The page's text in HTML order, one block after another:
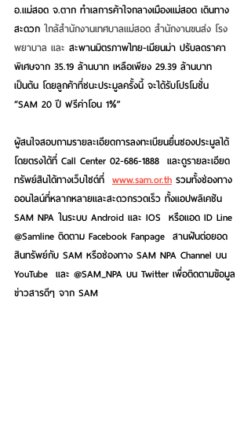
อ.แม่สอด จ.ตาก ทำเลการค้าใจกลางเมืองแม่สอด เดินทาง
สะดวก ใกล้สำนักงานเทศบาลแม่สอด สำนักงานขนส่ง โรง
พยาบาล และ สะพานมิตรภาพไทย-เมียนม่า ปรับลดราคา
พิเศษจาก 35.19 ล้านบาท เหลือเพียง 29.39 ล้านบาท
เป็นต้น โดยลูกค้าที่ชนะประมูลครั้งนี้ จะได้รับโปรโมชั่น
“SAM 20 ปี ฟรีค่าโอน 1%”
ผู้สนใจสอบถามรายละเอียดการลงทะเบียนยื่นซองประมูลได้
โดยตรงได้ที่ Call Center 02-686-1888  และดูรายละเอียด
ทรัพย์สินได้ทางเว็บไซต์ที่ www.sam.or.th รวมทั้งช่องทาง
ออนไลน์ที่หลากหลายและสะดวกรวดเร็ว ทั้งแอปพลิเคชัน
SAM NPA ในระบบ Android และ IOS  หรือแอด ID Line
@Samline ติดตาม Facebook Fanpage  สานฝันต่อยอด
สินทรัพย์กับ SAM หรือช่องทาง SAM NPA Channel บน
YouTube  และ @SAM_NPA บน Twitter เพื่อติดตามข้อมูล
ข่าวสารดีๆ จาก SAM